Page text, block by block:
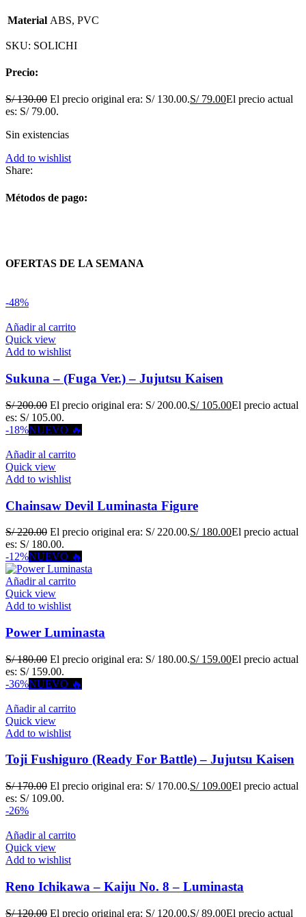
Material ABS, PVC
SKU: SOLICHI
Precio:
S/130.00 El precio original era: S/ 130.00.S/79.00El precio actual
es: S/ 79.00.
Sin existencias
Add to wishlist
Share:
Métodos de pago:
OFERTAS DE LA SEMANA
-48%
Añadir al carrito
Quick view
Add to wishlist
Sukuna – (Fuga Ver.) – Jujutsu Kaisen
S/200.00 El precio original era: S/ 200.00.S/105.00El precio actual
es: S/ 105.00.
-18%NUEVO 🔥
Añadir al carrito
Quick view
Add to wishlist
Chainsaw Devil Luminasta Figure
S/220.00 El precio original era: S/ 220.00.S/180.00El precio actual
es: S/ 180.00.
-12%NUEVO 🔥
Añadir al carrito
Quick view
Add to wishlist
Power Luminasta
S/180.00 El precio original era: S/ 180.00.S/159.00El precio actual
es: S/ 159.00.
-36%NUEVO 🔥
Añadir al carrito
Quick view
Add to wishlist
Toji Fushiguro (Ready For Battle) – Jujutsu Kaisen
S/170.00 El precio original era: S/ 170.00.S/109.00El precio actual
es: S/ 109.00.
-26%
Añadir al carrito
Quick view
Add to wishlist
Reno Ichikawa – Kaiju No. 8 – Luminasta
S/120.00 El precio original era: S/ 120.00.S/89.00El precio actual